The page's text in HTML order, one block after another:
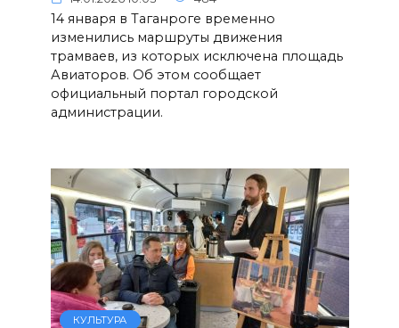
14 января в Таганроге временно
изменились маршруты движения
трамваев, из которых исключена площадь
Авиаторов. Об этом сообщает
официальный портал городской
администрации.
КУЛЬТУРА